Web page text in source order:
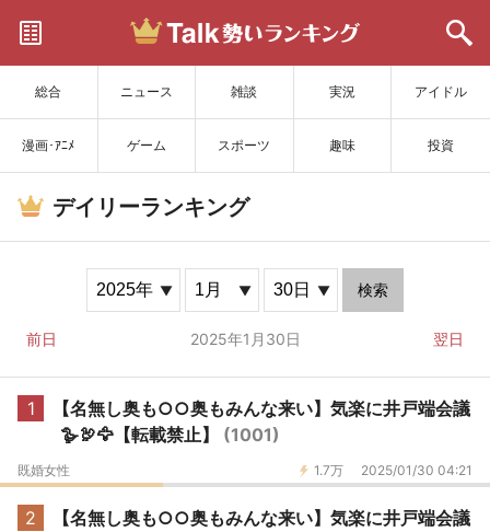
総合 ニュース 雑談 実況 アイドル
漫画･ｱﾆﾒ ゲーム スポーツ 趣味 投資
サイトを更新
デイリーランキング
検索
前日 2025年1月30日 翌日
1
【名無し奥も○○奥もみんな来い】気楽に井戸端会議
🪿🦃🦅【転載禁止】 (1001)
1.7万 2025/01/30 04:21
既婚女性
2
【名無し奥も○○奥もみんな来い】気楽に井戸端会議